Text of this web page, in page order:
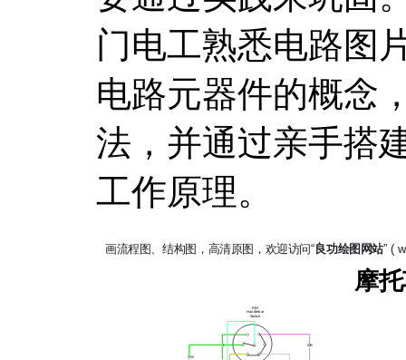
门电工熟悉电路图
电路元器件的概念
法，并通过亲手搭
工作原理。